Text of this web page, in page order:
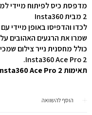
2 מבית Insta360
לכדו והדפיסו באופן מיידי
שמרו את הרגעים האהובים
Insta360 Ace Pro 2.
תאימותAce Pro 2
הוסף להשוואה